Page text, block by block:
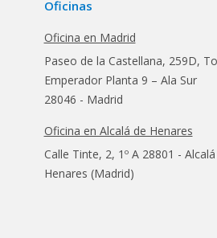
Oficina en Madrid
Emperador Planta 9 – Ala Sur
28046 - Madrid
Oficina en Alcalá de Henares
Henares (Madrid)